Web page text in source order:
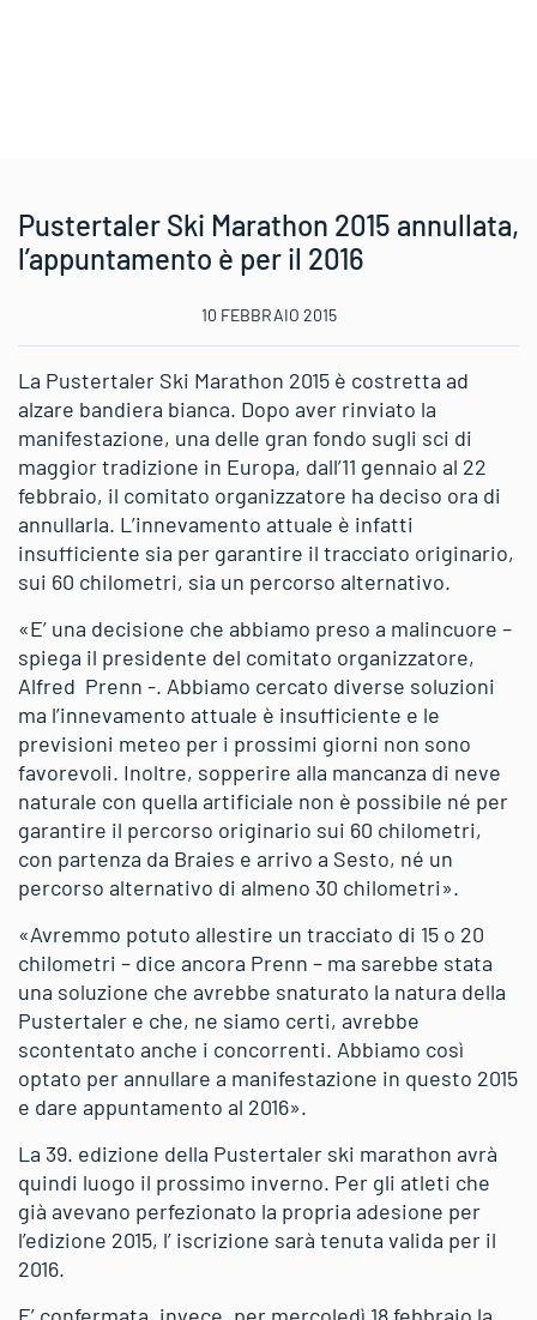
Pustertaler Ski Marathon 2015 annullata,
l’appuntamento è per il 2016
10 FEBBRAIO 2015
La Pustertaler Ski Marathon 2015 è costretta ad
alzare bandiera bianca. Dopo aver rinviato la
manifestazione, una delle gran fondo sugli sci di
maggior tradizione in Europa, dall’11 gennaio al 22
febbraio, il comitato organizzatore ha deciso ora di
annullarla. L’innevamento attuale è infatti
insufficiente sia per garantire il tracciato originario,
sui 60 chilometri, sia un percorso alternativo.
«E’ una decisione che abbiamo preso a malincuore –
spiega il presidente del comitato organizzatore,
Alfred Prenn -. Abbiamo cercato diverse soluzioni
ma l’innevamento attuale è insufficiente e le
previsioni meteo per i prossimi giorni non sono
favorevoli. Inoltre, sopperire alla mancanza di neve
naturale con quella artificiale non è possibile né per
garantire il percorso originario sui 60 chilometri,
con partenza da Braies e arrivo a Sesto, né un
percorso alternativo di almeno 30 chilometri».
«Avremmo potuto allestire un tracciato di 15 o 20
chilometri – dice ancora Prenn – ma sarebbe stata
una soluzione che avrebbe snaturato la natura della
Pustertaler e che, ne siamo certi, avrebbe
scontentato anche i concorrenti. Abbiamo così
optato per annullare a manifestazione in questo 2015
e dare appuntamento al 2016».
La 39. edizione della Pustertaler ski marathon avrà
quindi luogo il prossimo inverno. Per gli atleti che
già avevano perfezionato la propria adesione per
l’edizione 2015, l’ iscrizione sarà tenuta valida per il
2016.